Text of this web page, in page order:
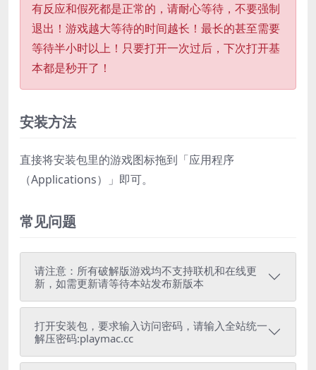
有反应和假死都是正常的，请耐心等待，不要强制
退出！游戏越大等待的时间越长！最长的甚至需要
等待半小时以上！只要打开一次过后，下次打开基
本都是秒开了！
安装方法
直接将安装包里的游戏图标拖到「应用程序
（Applications）」即可。
常见问题
请注意：所有破解版游戏均不支持联机和在线更
新，如需更新请等待本站发布新版本
打开安装包，要求输入访问密码，请输入全站统一
解压密码:playmac.cc